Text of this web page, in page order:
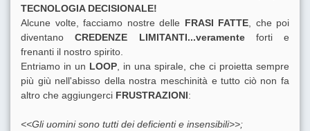
TECNOLOGIA DECISIONALE!
Alcune volte, facciamo nostre delle FRASI FATTE, che poi
diventanoCREDENZE LIMITANTI...veramenteforti e
frenanti il nostro spirito.
Entriamo in un LOOP, in una spirale, che ci proietta sempre
più giù nell'abisso della nostra meschinità e tutto ciò non fa
altro che aggiungerci FRUSTRAZIONI:
<<Gli uomini sono tutti dei deficienti e insensibili>>;